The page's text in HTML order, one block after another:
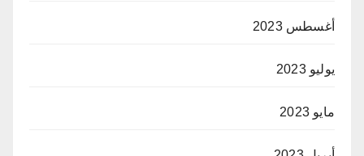
أغسطس 2023
يوليو 2023
مايو 2023